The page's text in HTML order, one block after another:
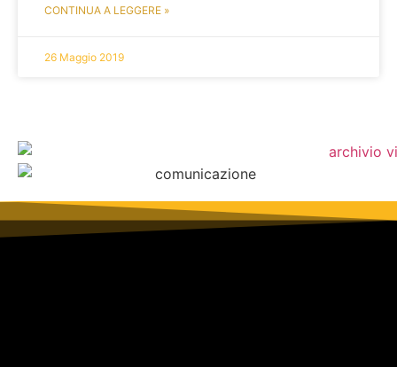
CONTINUA A LEGGERE »
26 Maggio 2019